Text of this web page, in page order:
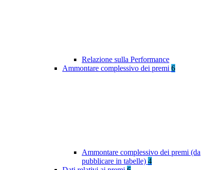
Relazione sulla Performance
Ammontare complessivo dei premi 6
Ammontare complessivo dei premi (da
pubblicare in tabelle) 4